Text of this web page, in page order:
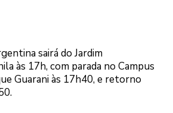
sairá do Jardim
às 17h, com parada no Campus
Guarani às 17h40, e retorno